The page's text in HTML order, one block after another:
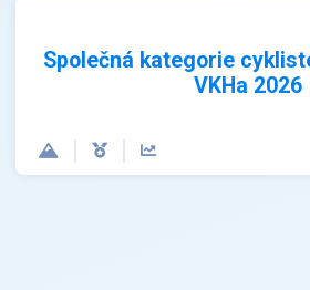
Společná kategorie
VKHa 2026